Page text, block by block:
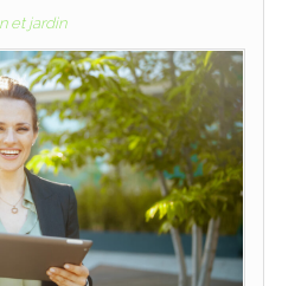
et jardin